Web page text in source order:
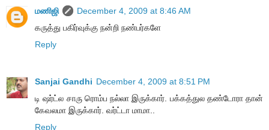
மணிஜி
December 4, 2009 at 8:46 AM
கருத்து பகிர்வுக்கு நன்றி நண்பர்களே
Reply
Sanjai Gandhi December 4, 2009 at 8:51 PM
டி ஷர்ட்ல சாரு ரொம்ப நல்லா இருக்கார். பக்கத்துல தண்டோரா தான்
கேவலமா இருக்கார். வர்ட்டா மாமா..
Reply